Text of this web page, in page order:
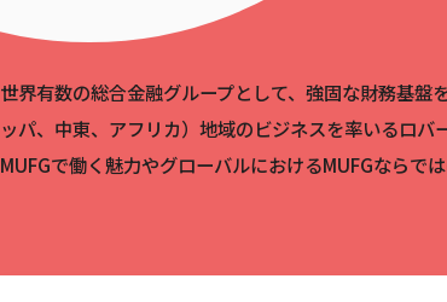
世界有数の総合金融グループとして、強固な財務基盤
ッパ、中東、アフリカ）地域のビジネスを率いるロバ
MUFGで働く魅力やグローバルにおけるMUFGならで